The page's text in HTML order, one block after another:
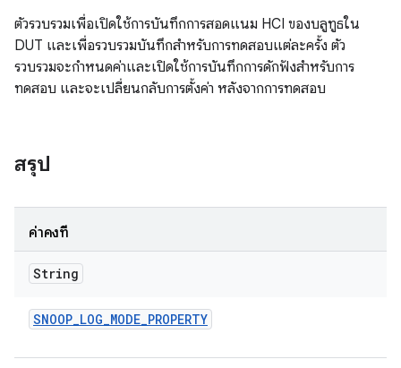
ตัวรวบรวมเพื่อเปิดใช้การบันทึกการสอดแนม HCI ของบลูทูธใน
DUT และเพื่อรวบรวมบันทึกสำหรับการทดสอบแต่ละครั้ง ตัว
รวบรวมจะกำหนดค่าและเปิดใช้การบันทึกการดักฟังสำหรับการ
ทดสอบ และจะเปลี่ยนกลับการตั้งค่า หลังจากการทดสอบ
สรุป
ค่าคงที่
String
SNOOP_LOG_MODE_PROPERTY